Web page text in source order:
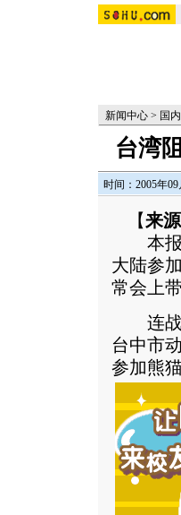
新闻中心 > 国
台湾
时间：2005年
【来
本报
大陆参
常会上
连战
台中市
参加熊